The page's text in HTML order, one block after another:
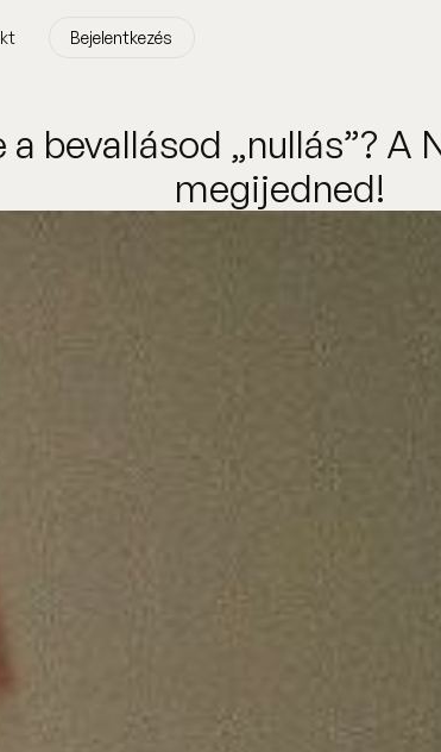
Bejelentkezés
bevallásod „nullás”? A
megijedned!